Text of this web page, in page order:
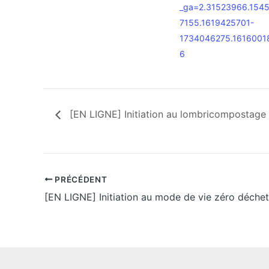
7155.1619425701-
6
[EN LIGNE] Initiation au lombricompostage
PRÉCÉDENT
[EN LIGNE] Initiation au mode de vie zéro déchet